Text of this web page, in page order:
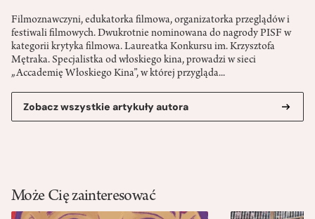
Filmoznawczyni, edukatorka filmowa, organizatorka przeglądów i
festiwali filmowych. Dwukrotnie nominowana do nagrody PISF w
kategorii krytyka filmowa. Laureatka Konkursu im. Krzysztofa
Mętraka. Specjalistka od włoskiego kina, prowadzi w sieci
„Accademię Włoskiego Kina”, w której przygląda...
Zobacz wszystkie artykuły autora
Może Cię zainteresować